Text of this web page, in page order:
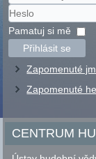
Uživatelské
jméno
Heslo
Pamatuj si mě
Přihlásit se
Zapomenuté
Zapomenuté
CENTRUM